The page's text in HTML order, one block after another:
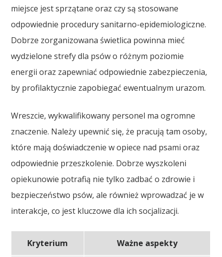
miejsce jest sprzątane oraz czy są stosowane
odpowiednie procedury sanitarno-epidemiologiczne.
Dobrze zorganizowana świetlica powinna mieć
wydzielone strefy dla psów o różnym poziomie
energii oraz zapewniać odpowiednie zabezpieczenia,
by profilaktycznie zapobiegać ewentualnym urazom.
Wreszcie, wykwalifikowany personel ma ogromne
znaczenie. Należy upewnić się, że pracują tam osoby,
które mają doświadczenie w opiece nad psami oraz
odpowiednie przeszkolenie. Dobrze wyszkoleni
opiekunowie potrafią nie tylko zadbać o zdrowie i
bezpieczeństwo psów, ale również wprowadzać je w
interakcje, co jest kluczowe dla ich socjalizacji.
Kryterium Ważne aspekty